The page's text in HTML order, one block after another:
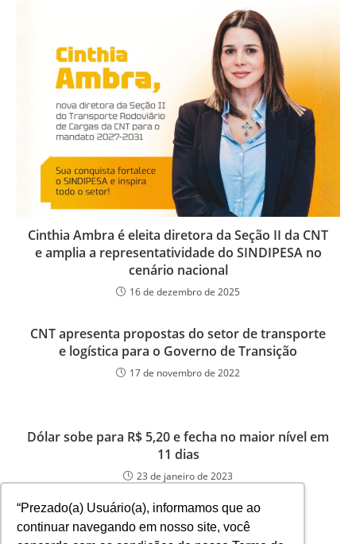
“Prezado(a) Usuário(a), informamos que ao
continuar navegando em nosso site, você
Cinthia Ambra é eleita diretora da Seção II da CNT
e amplia a representatividade do SINDIPESA no
cenário nacional
16 de dezembro de 2025
CNT apresenta propostas do setor de transporte
e logística para o Governo de Transição
17 de novembro de 2022
Dólar sobe para R$ 5,20 e fecha no maior nível em
11 dias
23 de janeiro de 2023